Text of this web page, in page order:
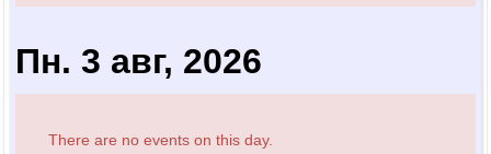
Пн. 3 авг, 2026
There are no events on this day.